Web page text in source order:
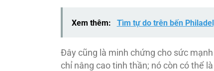
Xem thêm: Tìm tự do trên bến
Đây cũng là minh chứng cho sức
chỉ nâng cao tinh thần; nó còn có thể